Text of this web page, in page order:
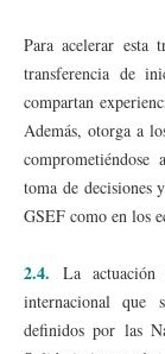
Para acelerar
transferencia de
compartan
Además, otorga a
toma de decisiones
GSEF como en los
2.4.La
internacional que
definidos por las